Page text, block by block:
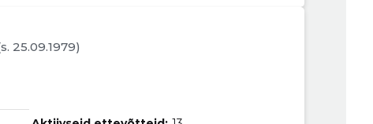
25.09.1979)